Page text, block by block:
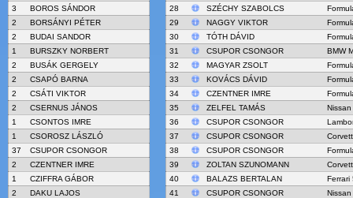
3
BOROS SÁNDOR
2
BORSÁNYI PÉTER
2
BUDAI SANDOR
1
BURSZKY NORBERT
2
BUSÁK GERGELY
2
CSAPÓ BARNA
2
CSÁTI VIKTOR
2
CSERNUS JÁNOS
1
CSONTOS IMRE
1
CSOROSZ LÁSZLÓ
37
CSUPOR CSONGOR
2
CZENTNER IMRE
1
CZIFFRA GÁBOR
2
DAKU LAJOS
28
SZÉCHY SZABOLCS
29
NAGGY VIKTOR
30
TÓTH DÁVID
31
CSUPOR CSONGOR
BMW
32
MAGYAR ZSOLT
33
KOVÁCS DÁVID
34
CZENTNER IMRE
35
ZELFEL TAMÁS
Nissan
36
CSUPOR CSONGOR
37
CSUPOR CSONGOR
38
CSUPOR CSONGOR
39
ZOLTAN SZUNOMANN
40
BALAZS BERTALAN
Ferrari
41
CSUPOR CSONGOR
Nissan